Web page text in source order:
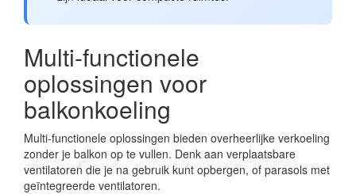
Multi-functionele
oplossingen voor
balkonkoeling
Multi-functionele oplossingen bieden overheerlijke verkoeling
zonder je balkon op te vullen. Denk aan verplaatsbare
ventilatoren die je na gebruik kunt opbergen, of parasols met
geïntegreerde ventilatoren.